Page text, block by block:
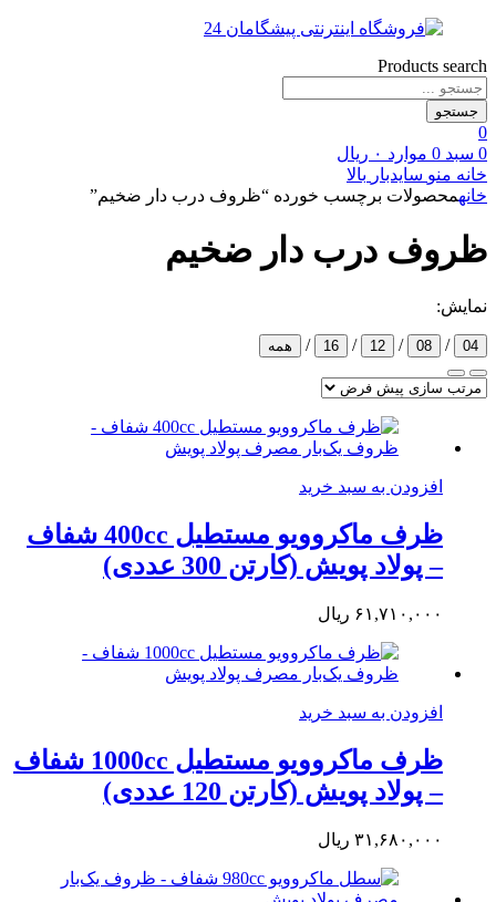
Products search
جستجو
0
0 سبد 0 موارد ۰ ریال
خانه منو سایدبار بالا
خانهمحصولات برچسب خورده “ظروف درب دار ضخیم”
ظروف درب دار ضخیم
نمایش:
04
/
08
/
12
/
16
/ همه
افزودن به سبد خرید
ظرف ماکروویو مستطیل 400cc شفاف
– پولاد پویش (کارتن 300 عددی)
۶۱,۷۱۰,۰۰۰ ریال
افزودن به سبد خرید
ظرف ماکروویو مستطیل 1000cc شفاف
– پولاد پویش (کارتن 120 عددی)
۳۱,۶۸۰,۰۰۰ ریال